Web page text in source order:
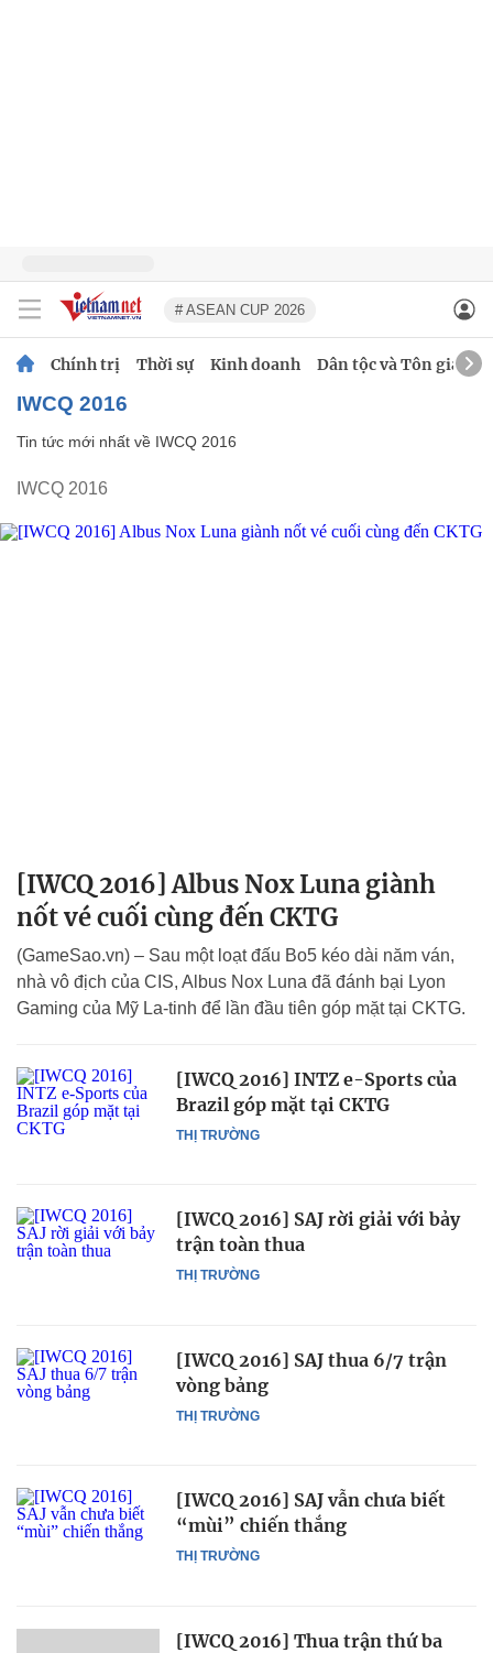
# ASEAN CUP 2026
Chính trị Thời sự Kinh doanh Dân tộc và Tôn giáo
IWCQ 2016
Tin tức mới nhất về IWCQ 2016
IWCQ 2016
[IWCQ 2016] Albus Nox Luna giành
nốt vé cuối cùng đến CKTG
(GameSao.vn) – Sau một loạt đấu Bo5 kéo dài năm ván,
nhà vô địch của CIS, Albus Nox Luna đã đánh bại Lyon
Gaming của Mỹ La-tinh để lần đầu tiên góp mặt tại CKTG.
THỊ TRƯỜNG
[IWCQ 2016] INTZ e-Sports của
Brazil góp mặt tại CKTG
THỊ TRƯỜNG
[IWCQ 2016] SAJ rời giải với bảy
trận toàn thua
THỊ TRƯỜNG
[IWCQ 2016] SAJ thua 6/7 trận
vòng bảng
THỊ TRƯỜNG
[IWCQ 2016] SAJ vẫn chưa biết
“mùi” chiến thắng
[IWCQ 2016] Thua trận thứ ba